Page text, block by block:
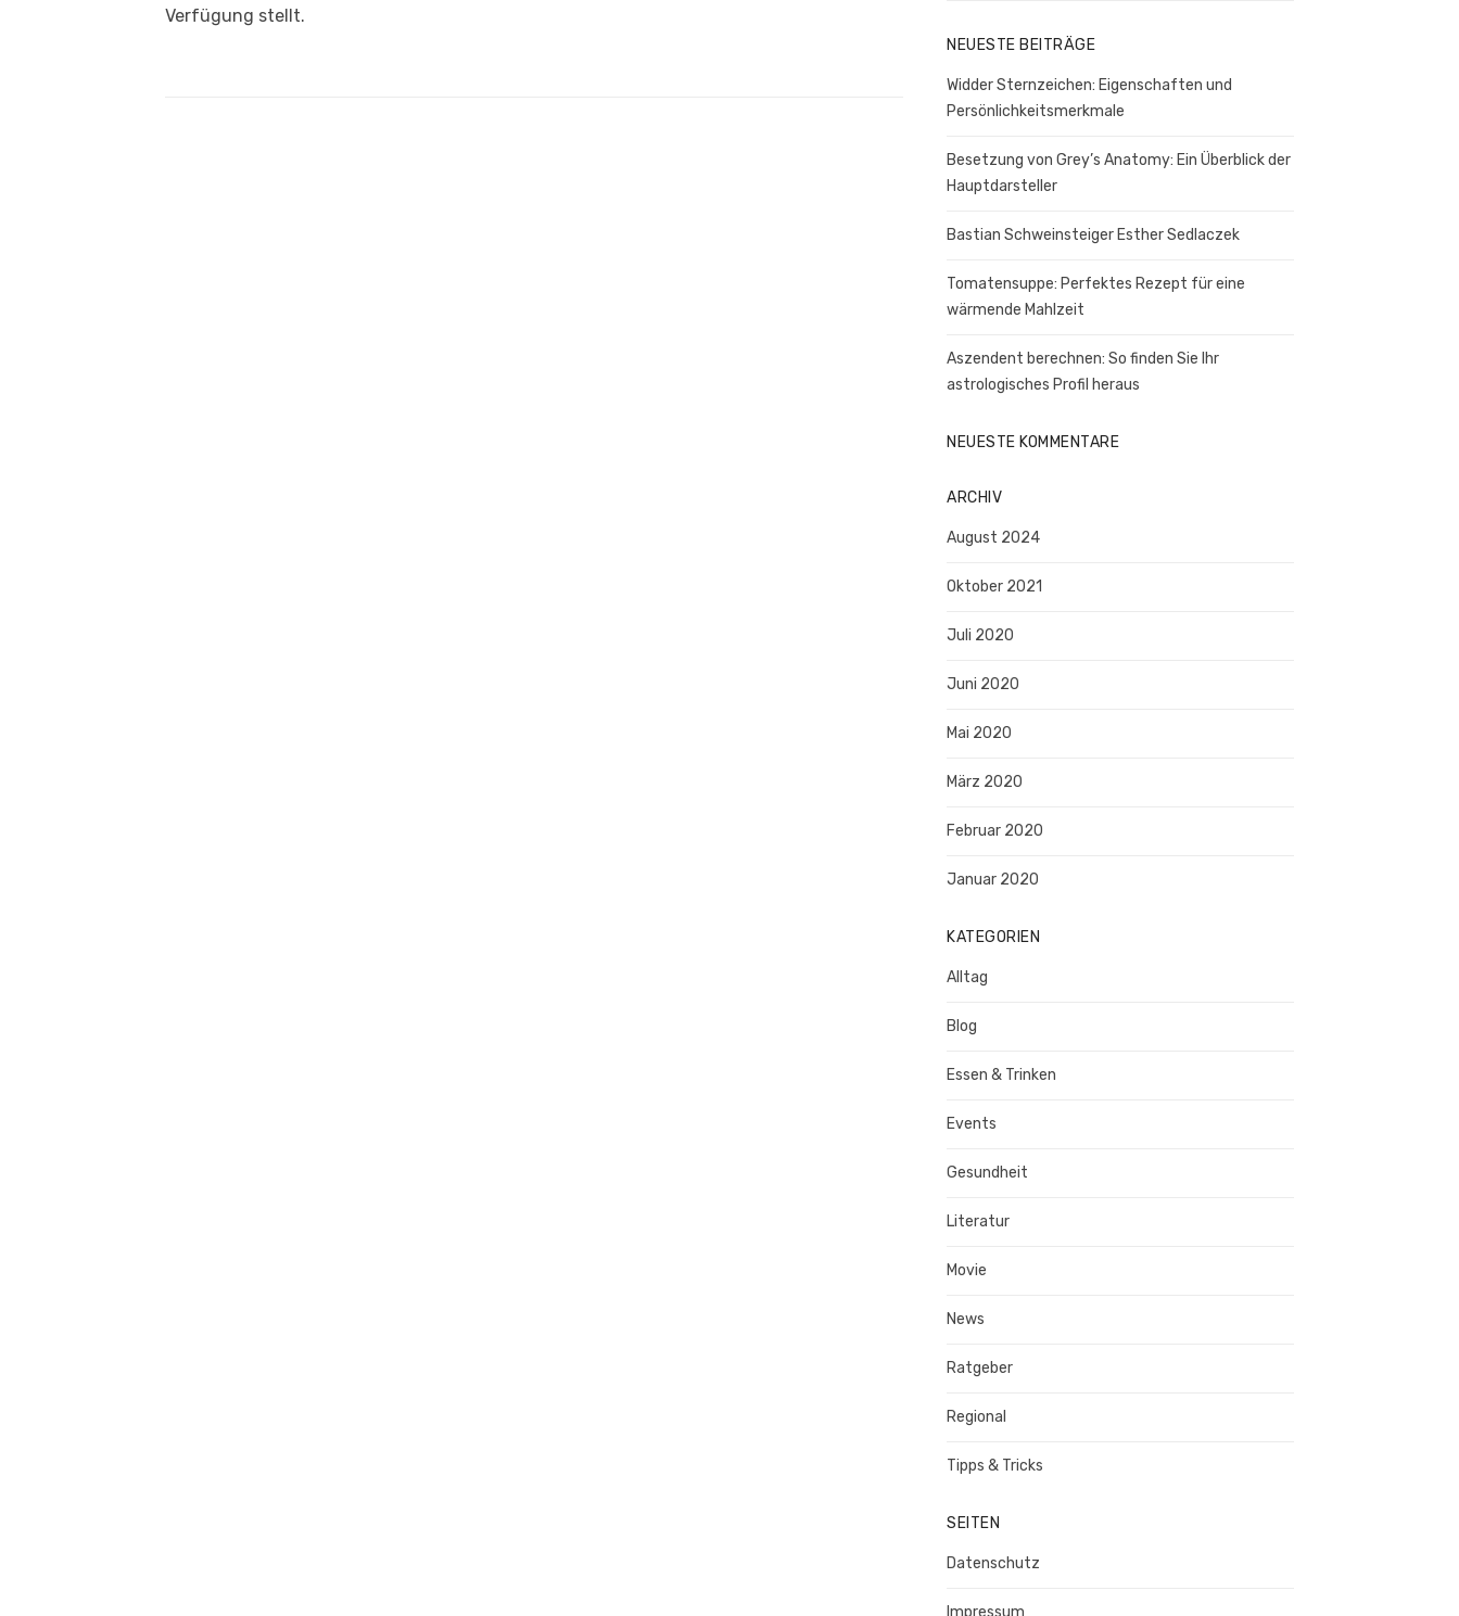
Verfügung stellt.
NEUESTE BEITRÄGE
Widder Sternzeichen: Eigenschaften und
Persönlichkeitsmerkmale
Besetzung von Grey’s Anatomy: Ein Überblick der
Hauptdarsteller
Bastian Schweinsteiger Esther Sedlaczek
Tomatensuppe: Perfektes Rezept für eine
wärmende Mahlzeit
Aszendent berechnen: So finden Sie Ihr
astrologisches Profil heraus
NEUESTE KOMMENTARE
ARCHIV
August 2024
Oktober 2021
Juli 2020
Juni 2020
Mai 2020
März 2020
Februar 2020
Januar 2020
KATEGORIEN
Alltag
Blog
Essen & Trinken
Events
Gesundheit
Literatur
Movie
News
Ratgeber
Regional
Tipps & Tricks
SEITEN
Datenschutz
Impressum